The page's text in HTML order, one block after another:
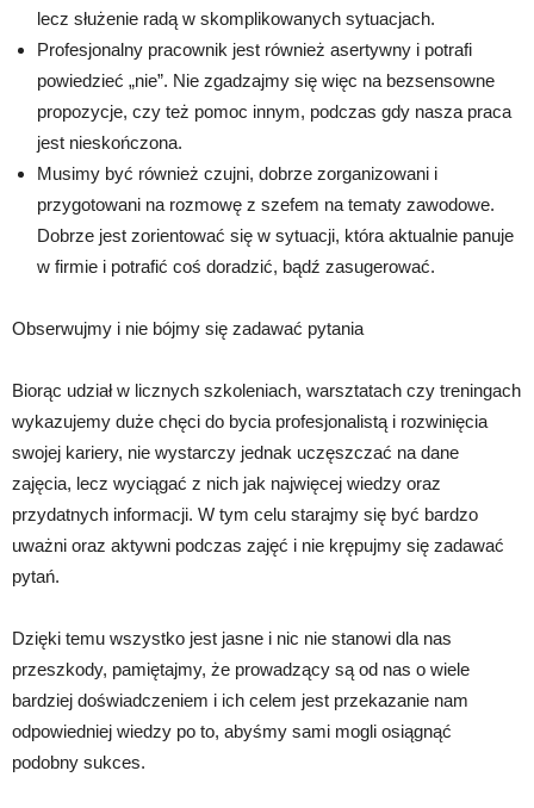
lecz służenie radą w skomplikowanych sytuacjach.
Profesjonalny pracownik jest również asertywny i potrafi
powiedzieć „nie”. Nie zgadzajmy się więc na bezsensowne
propozycje, czy też pomoc innym, podczas gdy nasza praca
jest nieskończona.
Musimy być również czujni, dobrze zorganizowani i
przygotowani na rozmowę z szefem na tematy zawodowe.
Dobrze jest zorientować się w sytuacji, która aktualnie panuje
w firmie i potrafić coś doradzić, bądź zasugerować.
Obserwujmy i nie bójmy się zadawać pytania
Biorąc udział w licznych szkoleniach, warsztatach czy treningach
wykazujemy duże chęci do bycia profesjonalistą i rozwinięcia
swojej kariery, nie wystarczy jednak uczęszczać na dane
zajęcia, lecz wyciągać z nich jak najwięcej wiedzy oraz
przydatnych informacji. W tym celu starajmy się być bardzo
uważni oraz aktywni podczas zajęć i nie krępujmy się zadawać
pytań.
Dzięki temu wszystko jest jasne i nic nie stanowi dla nas
przeszkody, pamiętajmy, że prowadzący są od nas o wiele
bardziej doświadczeniem i ich celem jest przekazanie nam
odpowiedniej wiedzy po to, abyśmy sami mogli osiągnąć
podobny sukces.